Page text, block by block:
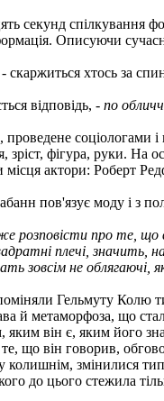
секунд спілкування
Описуючи
- скаржиться хтось за
відповідь, - по
соціологами
зріст, фігура, руки. На
місця актори:
пов'язує моду і з
розповісти про те, що
плечі, значить,
зовсім не
Гельмуту Колю
й метаморфоза, що
яким він є, яким його
те, що він говорив,
змінилися тип
до цього стежила